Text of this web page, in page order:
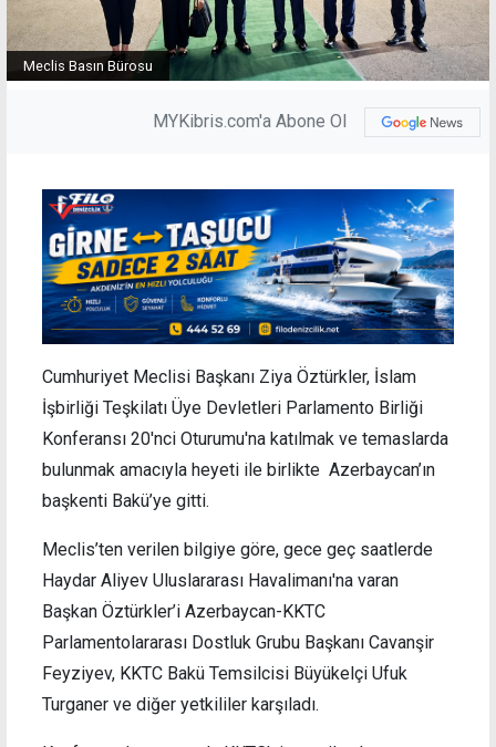
Meclis Basın Bürosu
MYKibris.com'a Abone Ol
Cumhuriyet Meclisi Başkanı Ziya Öztürkler, İslam
İşbirliği Teşkilatı Üye Devletleri Parlamento Birliği
Konferansı 20'nci Oturumu'na katılmak ve temaslarda
bulunmak amacıyla heyeti ile birlikte Azerbaycan’ın
başkenti Bakü’ye gitti.
Meclis’ten verilen bilgiye göre, gece geç saatlerde
Haydar Aliyev Uluslararası Havalimanı'na varan
Başkan Öztürkler’i Azerbaycan-KKTC
Parlamentolararası Dostluk Grubu Başkanı Cavanşir
Feyziyev, KKTC Bakü Temsilcisi Büyükelçi Ufuk
Turganer ve diğer yetkililer karşıladı.